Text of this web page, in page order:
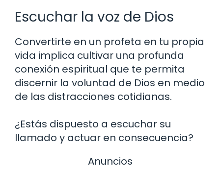
Escuchar la voz de Dios
Convertirte en un profeta en tu propia
vida implica cultivar una profunda
conexión espiritual que te permita
discernir la voluntad de Dios en medio
de las distracciones cotidianas.
¿Estás dispuesto a escuchar su
llamado y actuar en consecuencia?
Anuncios